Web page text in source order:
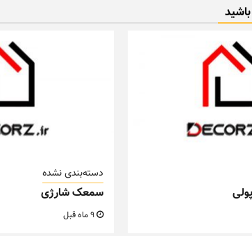
دسته‌بندی نشده
سمعک شارژی
9 ماه قبل